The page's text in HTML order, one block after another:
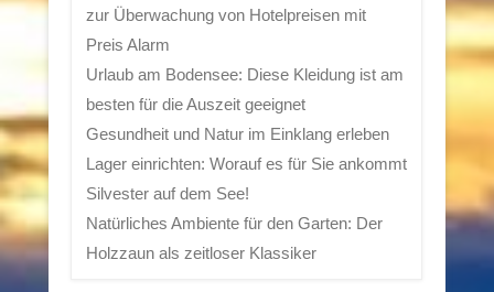
zur Überwachung von Hotelpreisen mit
Preis Alarm
Urlaub am Bodensee: Diese Kleidung ist am
besten für die Auszeit geeignet
Gesundheit und Natur im Einklang erleben
Lager einrichten: Worauf es für Sie ankommt
Silvester auf dem See!
Natürliches Ambiente für den Garten: Der
Holzzaun als zeitloser Klassiker